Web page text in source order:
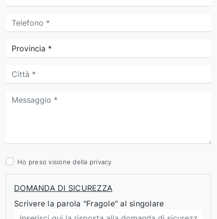
Ho preso visione della privacy
DOMANDA DI SICUREZZA
Scrivere la parola "Fragole" al singolare